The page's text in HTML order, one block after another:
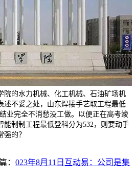
院的水力机械、化工机械、石油矿场机
述不妥之处，山东焊接手艺取工程最低
业完全不消愁没工做。以便正在高考竣
制制工程最低登科分为532，则要动手
的？
： 023年8月11日互动易：公司是集